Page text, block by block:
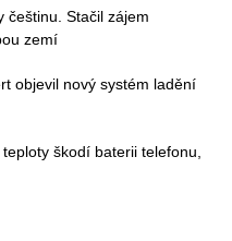
češtinu. Stačil zájem
zemí
objevil nový systém ladění
škodí baterii telefonu,